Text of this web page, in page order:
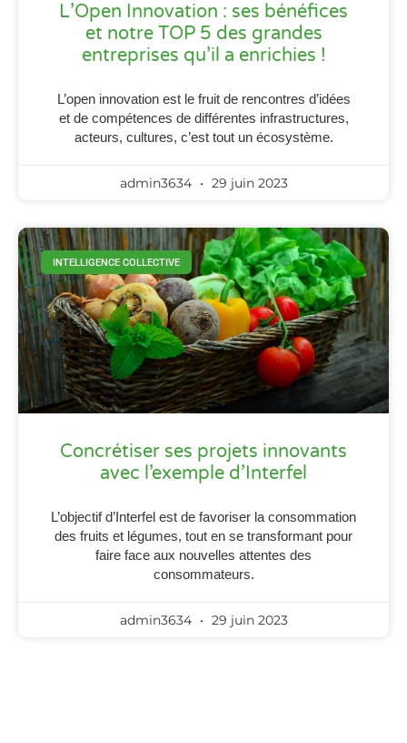
L’Open Innovation : ses bénéfices
et notre TOP 5 des grandes
entreprises qu’il a enrichies !
L’open innovation est le fruit de rencontres d’idées
et de compétences de différentes infrastructures,
acteurs, cultures, c’est tout un écosystème.
admin3634 29 juin 2023
INTELLIGENCE COLLECTIVE
Concrétiser ses projets innovants
avec l’exemple d’Interfel
L’objectif d’Interfel est de favoriser la consommation
des fruits et légumes, tout en se transformant pour
faire face aux nouvelles attentes des
consommateurs.
admin3634 29 juin 2023